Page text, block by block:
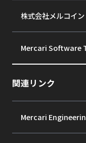
株式会社メルコイン
Mercari Software
関連リンク
Mercari